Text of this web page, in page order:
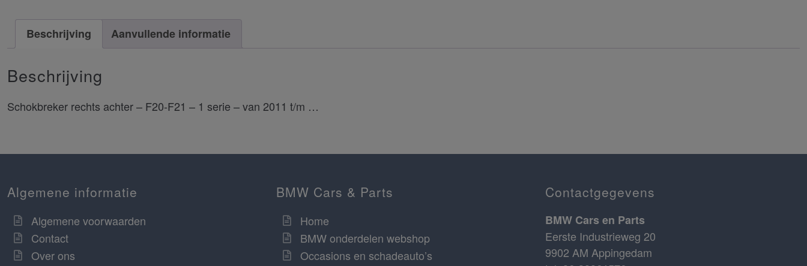
Beschrijving Aanvullende informatie
Beschrijving
Schokbreker rechts achter – F20-F21 – 1 serie – van 2011 t/m …
Algemene informatie
Algemene voorwaarden
Contact
Over ons
BMW Cars & Parts
Home
BMW onderdelen webshop
Occasions en schadeauto’s
Contactgegevens
BMW Cars en Parts
Eerste Industrieweg 20
9902 AM Appingedam